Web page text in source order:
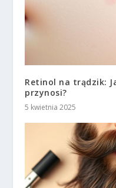
Retinol na trądzik:
przynosi?
5 kwietnia 2025